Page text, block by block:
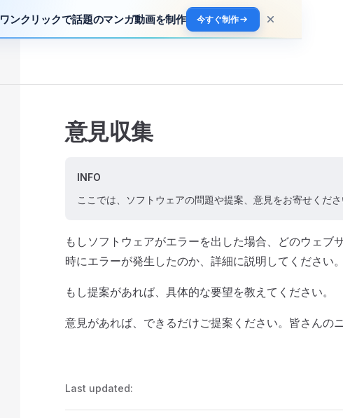
ワンクリックで話題のマンガ動画を制作 今すぐ制作
意見収集
INFO
ここでは、ソフトウェアの問題や提案、意見をお寄せくだ
もしソフトウェアがエラーを出した場合、どのウェブ
時にエラーが発生したのか、詳細に説明してください。
もし提案があれば、具体的な要望を教えてください。
意見があれば、できるだけご提案ください。皆さんの
Last updated: